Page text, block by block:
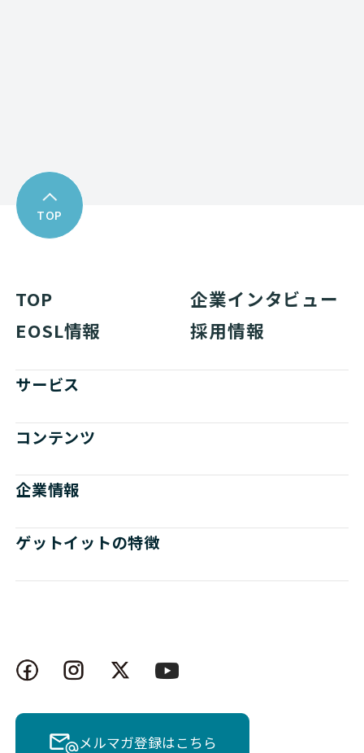
TOP
TOP
企業インタビュー
EOSL情報
採用情報
サービス
コンテンツ
企業情報
ゲットイットの特徴
メルマガ登録はこちら